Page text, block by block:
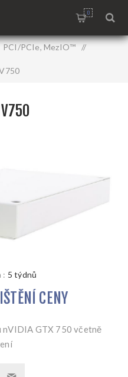
0
PCI/PCIe, MezIO™ /
: 5 týdnů
CENY
nVIDIA GTX 750 včetně